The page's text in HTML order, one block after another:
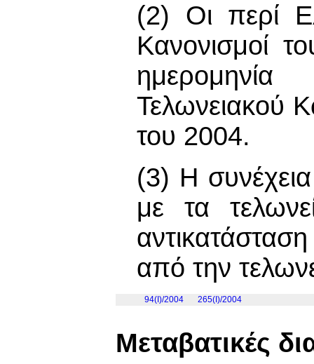
(2) Οι περί
Κανονισμοί
Τελωνειακού
του 2004.
(3) Η συνέχεια
με τα
από την
94(I)/2004 265(I)/2004
Μεταβατικές